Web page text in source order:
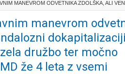
MANEVROM ODVETNIKA ZDOLŠKA, ALI
manevrom
družbo ter močno
že 4 leta z vsemi